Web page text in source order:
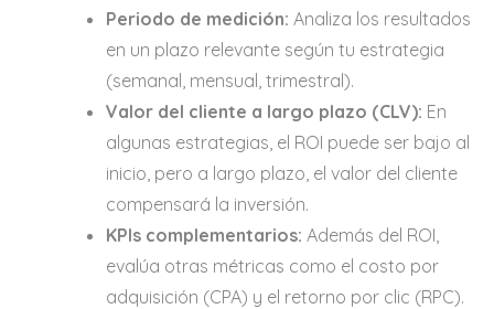
Periodo de medición: Analiza los resultados
en un plazo relevante según tu estrategia
(semanal, mensual, trimestral).
Valor del cliente a largo plazo (CLV): En
algunas estrategias, el ROI puede ser bajo al
inicio, pero a largo plazo, el valor del cliente
compensará la inversión.
KPIs complementarios: Además del ROI,
evalúa otras métricas como el costo por
adquisición (CPA) y el retorno por clic (RPC).